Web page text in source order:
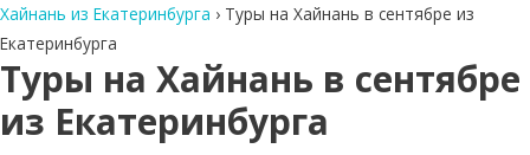
Хайнань из Екатеринбурга › Туры на Хайнань в сентябре из
Екатеринбурга
Туры на Хайнань в сентябре
из Екатеринбурга